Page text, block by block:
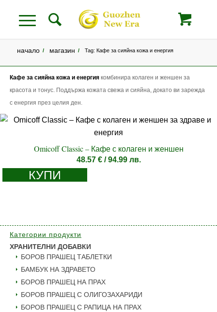
начало / магазин / Tag: Кафе за сияйна кожа и енергия
Кафе за сияйна кожа и енергия комбинира колаген и женшен за
красота и тонус. Поддържа кожата свежа и сияйна, докато ви зарежда
с енергия през целия ден.
Omicoff Classic – Кафе с колаген и женшен
48.57 €/ 94.99 лв.
КУПИ
Категории продукти
ХРАНИТЕЛНИ ДОБАВКИ
БОРОВ ПРАШЕЦ ТАБЛЕТКИ
БАМБУК НА ЗДРАВЕТО
БОРОВ ПРАШЕЦ НА ПРАХ
БОРОВ ПРАШЕЦ С ОЛИГОЗАХАРИДИ
БОРОВ ПРАШЕЦ С РАПИЦА НА ПРАХ